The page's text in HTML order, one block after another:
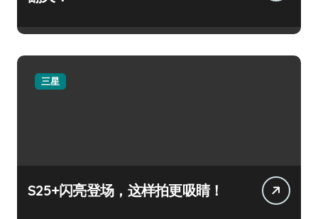
三星
S25+闪亮登场，这样拍更吸睛！